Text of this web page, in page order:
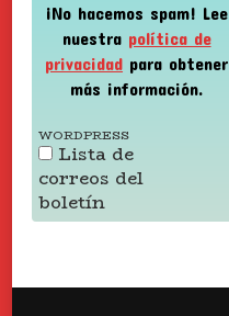
¡No hacemos spam! Lee
nuestra política de
privacidad para obtener
más información.
WORDPRESS
Lista de
correos del
boletín